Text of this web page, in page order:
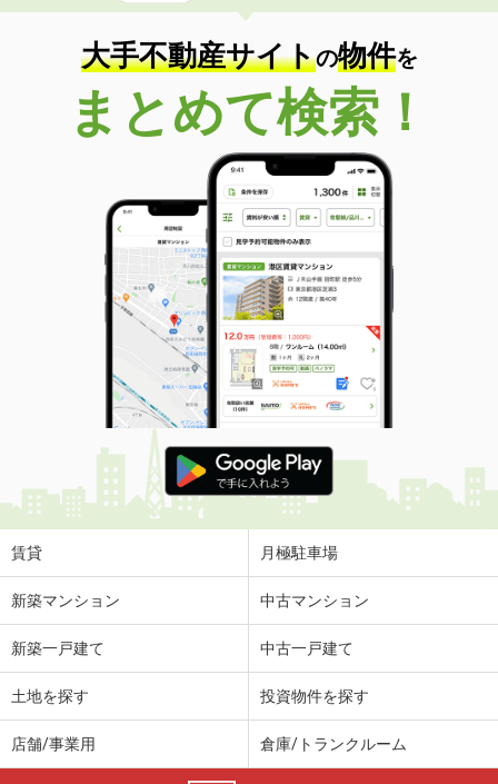
大手不動産サイトの物件を
まとめて検索！
賃貸 月極駐車場
新築マンション 中古マンション
新築一戸建て 中古一戸建て
土地を探す 投資物件を探す
店舗/事業用 倉庫/トランクルーム